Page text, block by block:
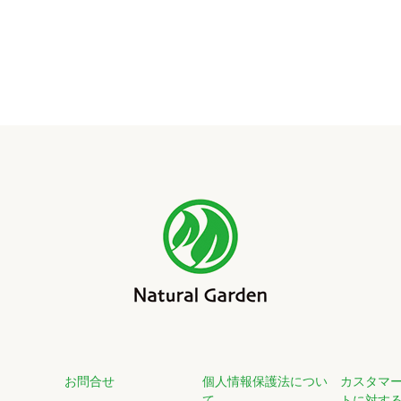
お問合せ
個人情報保護法につい
カスタマ